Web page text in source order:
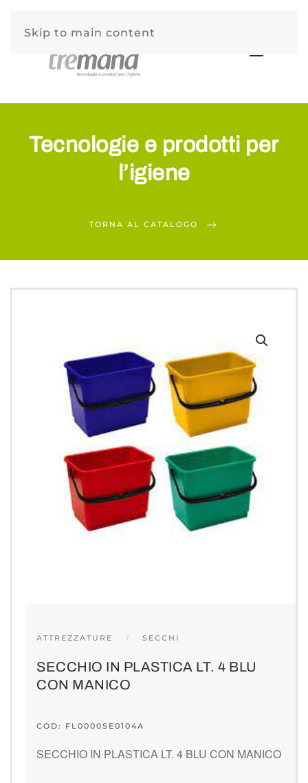
Skip to main content
Tecnologie e prodotti per
l’igiene
TORNA AL CATALOGO
ATTREZZATURE SECCHI
SECCHIO IN PLASTICA LT. 4 BLU
CON MANICO
COD: FL0000SE0104A
SECCHIO IN PLASTICA LT. 4 BLU CON MANICO